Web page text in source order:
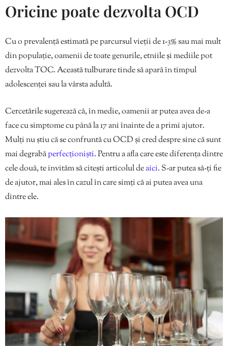
Oricine poate dezvolta OCD
Cu o prevalență estimată pe parcursul vieții de 1-3% sau mai mult
din populație, oamenii de toate genurile, etniile și mediile pot
dezvolta TOC. Această tulburare tinde să apară în timpul
adolescenței sau la vârsta adultă.
Cercetările sugerează că, în medie, oamenii ar putea avea de-a
face cu simptome cu până la 17 ani înainte de a primi ajutor.
Mulți nu știu că se confruntă cu OCD și cred despre sine că sunt
mai degrabăperfecționiști. Pentru a afla care este diferența dintre
cele două, te invităm să citești articolul deaici. S-ar putea să-ți fie
de ajutor, mai ales în cazul în care simți că ai putea avea una
dintre ele.